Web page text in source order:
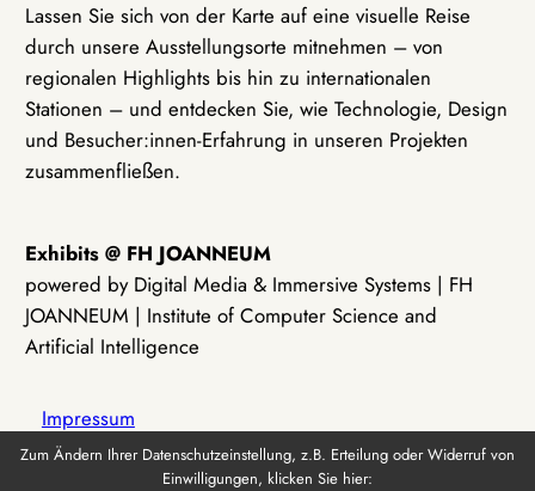
Lassen Sie sich von der Karte auf eine visuelle Reise
durch unsere Ausstellungsorte mitnehmen – von
regionalen Highlights bis hin zu internationalen
Stationen – und entdecken Sie, wie Technologie, Design
und Besucher:innen-Erfahrung in unseren Projekten
zusammenfließen.
Exhibits @ FH JOANNEUM
powered by Digital Media & Immersive Systems | FH
JOANNEUM | Institute of Computer Science and
Artificial Intelligence
Impressum
Zum Ändern Ihrer Datenschutzeinstellung, z.B. Erteilung oder Widerruf von
Einwilligungen, klicken Sie hier: